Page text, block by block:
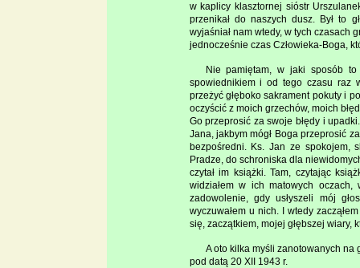
w kaplicy klasztornej sióstr
przenikał do naszych dusz. Był to
wyjaśniał nam wtedy, w tych czasach
jednocześnie czas Człowieka-Boga,
Nie pamiętam, w jaki sposób
spowiednikiem i od tego czasu raz
przeżyć głęboko sakrament pokuty i
oczyścić z moich grzechów, moich
Go przeprosić za swoje błędy i
Jana, jakbym mógł Boga przeprosić
bezpośredni. Ks. Jan ze spokojem,
Pradze, do schroniska dla
czytał im książki. Tam, czytając
widziałem w ich matowych
zadowolenie, gdy usłyszeli mój
wyczuwałem u nich. I wtedy
się, zaczątkiem, mojej głębszej wiary,
A oto kilka myśli zanotowanych na
pod datą 20 XII 1943 r.